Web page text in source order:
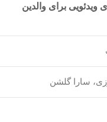
ویدئویی برای والدین
سارا گلشن